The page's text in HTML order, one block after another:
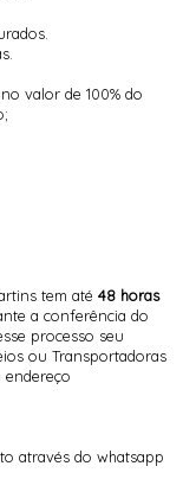
valor de 100% do
tem até48 horas
a conferência do
processo seu
ou Transportadoras
através do whatsapp